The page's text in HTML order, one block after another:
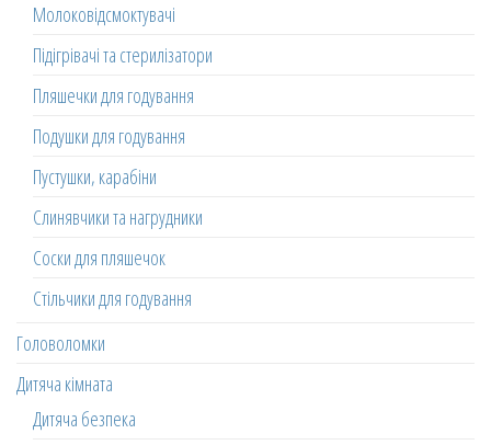
Молоковідсмоктувачі
Підігрівачі та стерилізатори
Пляшечки для годування
Подушки для годування
Пустушки, карабіни
Слинявчики та нагрудники
Соски для пляшечок
Стільчики для годування
Головоломки
Дитяча кімната
Дитяча безпека